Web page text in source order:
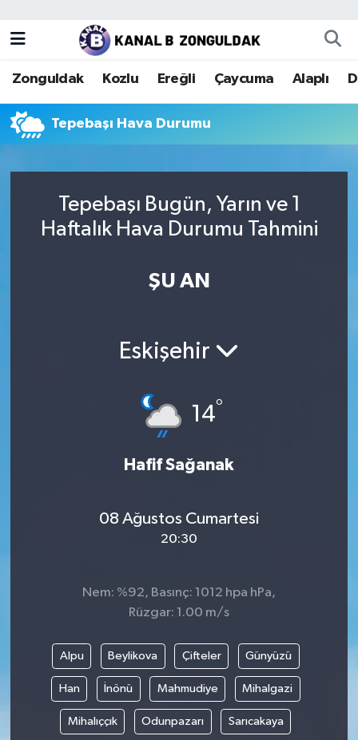
Zonguldak Kozlu Ereğli Çaycuma Alaplı
Tepebaşı Hava Durumu
Tepebaşı Bugün, Yarın ve 1
Haftalık Hava Durumu Tahmini
ŞU AN
Eskişehir
14°
Hafif Sağanak
08 Ağustos Cumartesi
20:30
Nem: %92, Basınç: 1012 hpa hPa,
Rüzgar: 1.00 m/s
Alpu Beylikova Çifteler Günyüzü
Han İnönü Mahmudiye Mihalgazi
Mihalıççık Odunpazarı Sarıcakaya
Zonguldak
Kozlu
Ereğli
Alaplı
Zonguldak Nöbetçi Eczaneler
Zonguldak Hava Durumu
Zonguldak Trafik Yoğunluk Haritası
Tüm Manşetler